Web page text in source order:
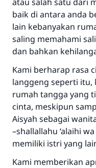
baik di antara anda
lain kebanyakan
saling memahami
dan bahkan
Kami berharap rasa
langgeng seperti itu,
rumah tangga yang
cinta, meskipun
Aisyah sebagai
–shallallahu ‘alaihi
memiliki istri yang
Kami memberikan